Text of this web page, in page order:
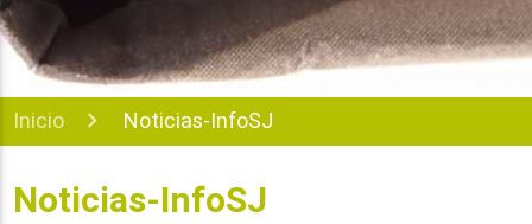
Inicio Noticias-InfoSJ
Noticias-InfoSJ